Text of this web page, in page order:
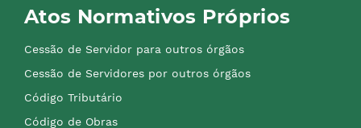
Atos Normativos Próprios
Cessão de Servidor para outros órgãos
Cessão de Servidores por outros órgãos
Código Tributário
Código de Obras